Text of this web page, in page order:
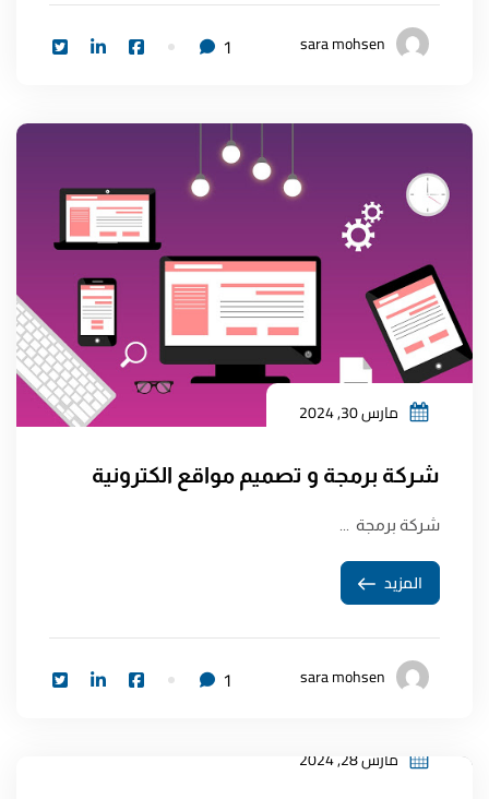
sara mohsen
1
مارس 30, 2024
شركة برمجة و تصميم مواقع الكترونية
شركة برمجة ...
المزيد
sara mohsen
1
مارس 28, 2024